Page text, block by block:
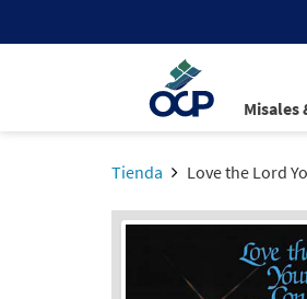
Misales
Tienda Love the Lord